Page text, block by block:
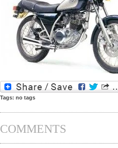
Tags: no tags
COMMENTS